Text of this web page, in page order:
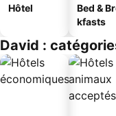
Hôtel
Bed &
kfasts
David :